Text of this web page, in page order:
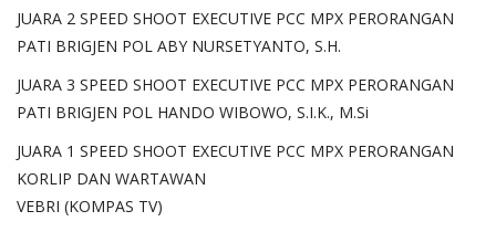
JUARA 2 SPEED SHOOT EXECUTIVE PCC MPX PERORANGAN
PATI BRIGJEN POL ABY NURSETYANTO, S.H.
JUARA 3 SPEED SHOOT EXECUTIVE PCC MPX PERORANGAN
PATI BRIGJEN POL HANDO WIBOWO, S.I.K., M.Si
JUARA 1 SPEED SHOOT EXECUTIVE PCC MPX PERORANGAN
KORLIP DAN WARTAWAN
VEBRI (KOMPAS TV)